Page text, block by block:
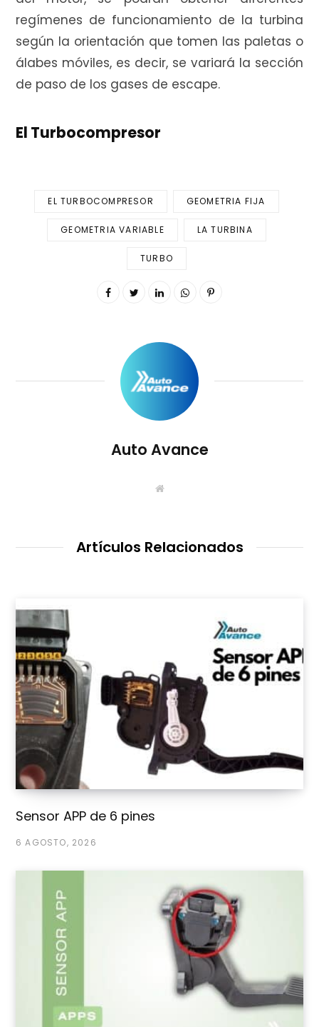
regímenes de funcionamiento de la turbina
según la orientación que tomen las paletas o
álabes móviles, es decir, se variará la sección
de paso de los gases de escape.
El Turbocompresor
EL TURBOCOMPRESOR GEOMETRIA FIJA
GEOMETRIA VARIABLE LA TURBINA
TURBO
Auto Avance
S
e
Artículos Relacionados
Sensor APP de 6 pines
6 AGOSTO, 2026